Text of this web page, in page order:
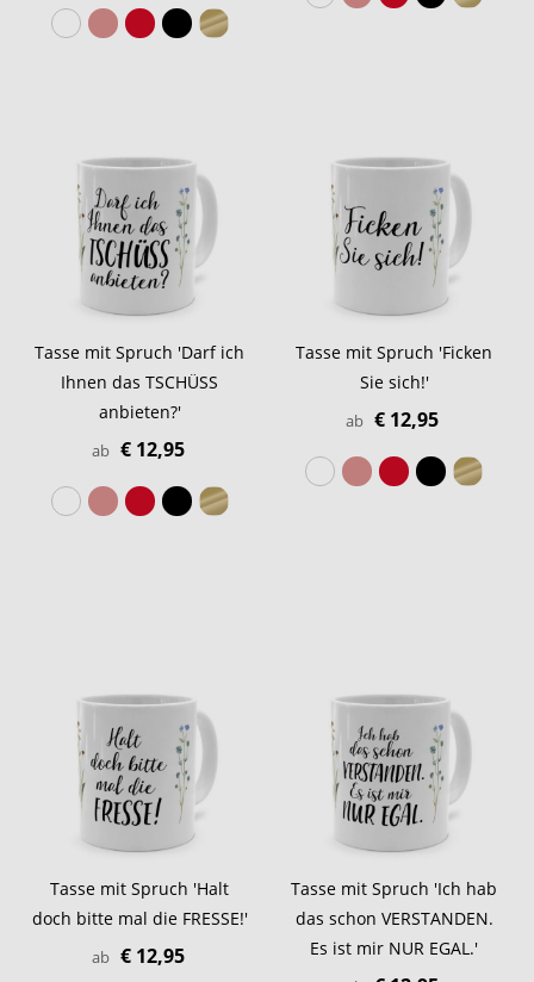
Tasse mit Spruch 'Darf ich
Ihnen das TSCHÜSS
anbieten?'
ab € 12,95
Tasse mit Spruch 'Ficken
Sie sich!'
ab € 12,95
Tasse mit Spruch 'Halt
doch bitte mal die FRESSE!'
ab € 12,95
Tasse mit Spruch 'Ich hab
das schon VERSTANDEN.
Es ist mir NUR EGAL.'